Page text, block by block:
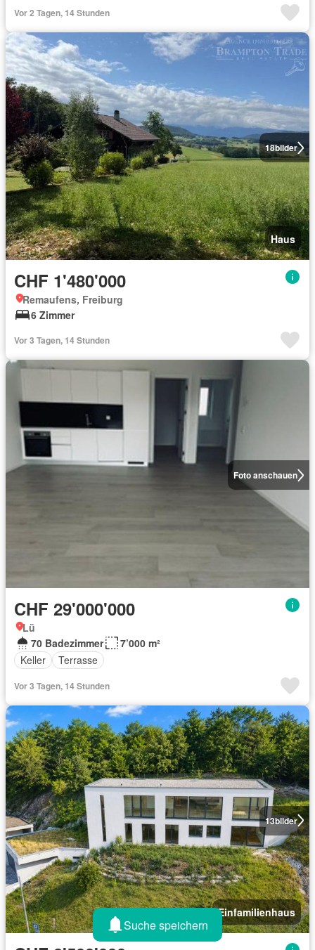
Vor 2 Tagen, 14 Stunden
18bilder
Haus
CHF 1'480'000
Remaufens, Freiburg
6 Zimmer
Vor 3 Tagen, 14 Stunden
Foto anschauen
CHF 29'000'000
Lü
70 Badezimmer
7’000 m²
Keller
Terrasse
Vor 3 Tagen, 14 Stunden
13bilder
Einfamilienhaus
Suche speichern